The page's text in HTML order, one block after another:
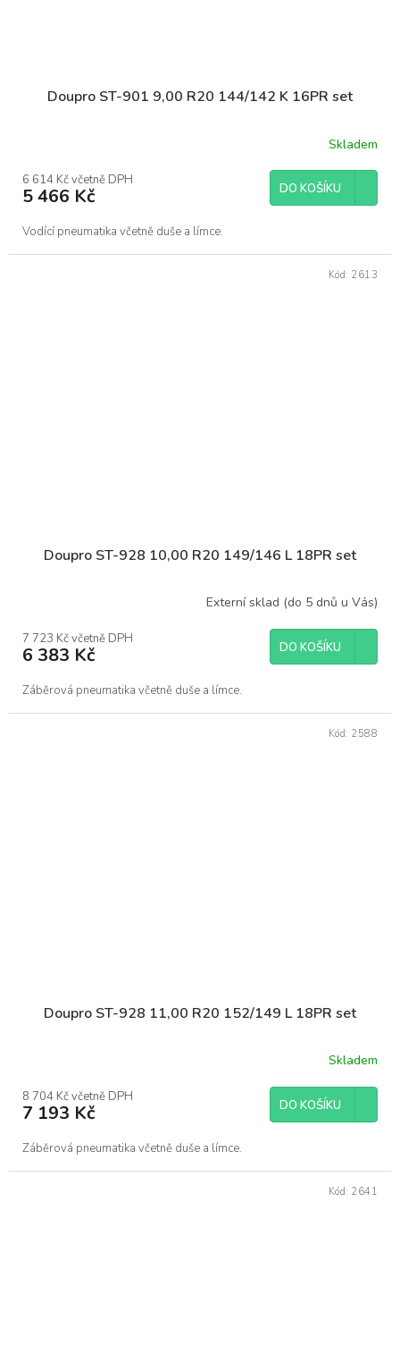
Doupro ST-901 9,00 R20 144/142 K 16PR set
Skladem
6 614 Kč včetně DPH
5 466 Kč DO KOŠÍKU
Vodící pneumatika včetně duše a límce.
Doupro ST-928 10,00 R20 149/146 L 18PR set
Externí sklad (do 5 dnů u Vás)
7 723 Kč včetně DPH
6 383 Kč DO KOŠÍKU
Záběrová pneumatika včetně duše a límce.
Kód: 2613
Doupro ST-928 11,00 R20 152/149 L 18PR set
Skladem
8 704 Kč včetně DPH
7 193 Kč DO KOŠÍKU
Záběrová pneumatika včetně duše a límce.
Kód: 2588
Kód: 2641